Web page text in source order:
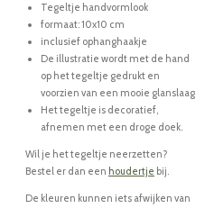
Tegeltje handvormlook
formaat: 10x10 cm
inclusief ophanghaakje
De illustratie wordt met de hand
op het tegeltje gedrukt en
voorzien van een mooie glanslaag
Het tegeltje is decoratief,
afnemen met een droge doek.
Wil je het tegeltje neerzetten?
Bestel er dan een houdertje bij.
De kleuren kunnen iets afwijken van